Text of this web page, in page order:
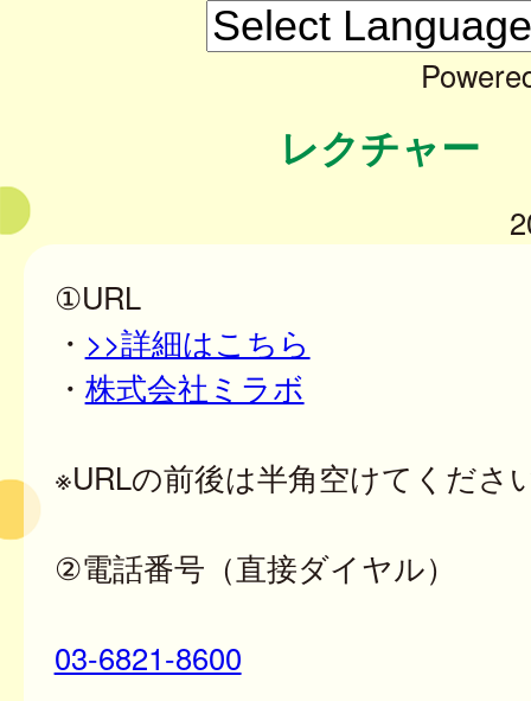
レクチャー
①URL
・ >>詳細はこちら
・ 株式会社ミラボ
※URLの前後は半角空けてくださ
②電話番号（直接ダイヤル）
03-6821-8600